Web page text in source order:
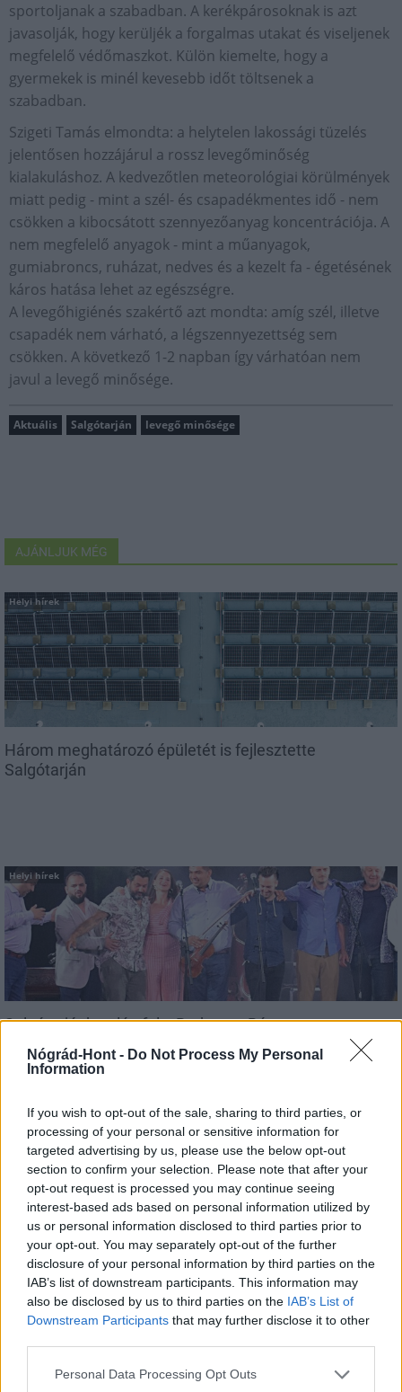
Nógrád-Hont - Do Not Process My Personal
Information
If you wish to opt-out of the sale, sharing to third parties, or
processing of your personal or sensitive information for
targeted advertising by us, please use the below opt-out
section to confirm your selection. Please note that after your
opt-out request is processed you may continue seeing
interest-based ads based on personal information utilized by
us or personal information disclosed to third parties prior to
your opt-out. You may separately opt-out of the further
disclosure of your personal information by third parties on the
IAB’s list of downstream participants. This information may
also be disclosed by us to third parties on the IAB’s List of
Downstream Participants that may further disclose it to other
Please note that this website/app uses one or more Google
Personal Data Processing Opt Outs
sportoljanak a szabadban. A kerékpárosoknak is azt
javasolják, hogy kerüljék a forgalmas utakat és viseljenek
megfelelő védőmaszkot. Külön kiemelte, hogy a
gyermekek is minél kevesebb időt töltsenek a
szabadban.
Szigeti Tamás elmondta: a helytelen lakossági tüzelés
jelentősen hozzájárul a rossz levegőminőség
kialakuláshoz. A kedvezőtlen meteorológiai körülmények
miatt pedig - mint a szél- és csapadékmentes idő - nem
csökken a kibocsátott szennyezőanyag koncentrációja. A
nem megfelelő anyagok - mint a műanyagok,
gumiabroncs, ruházat, nedves és a kezelt fa - égetésének
káros hatása lehet az egészségre.
A levegőhigiénés szakértő azt mondta: amíg szél, illetve
csapadék nem várható, a légszennyezettség sem
csökken. A következő 1-2 napban így várhatóan nem
javul a levegő minősége.
Aktuális Salgótarján levegő minősége
AJÁNLJUK MÉG
Helyi hírek
Három meghatározó épületét is fejlesztette
Salgótarján
Helyi hírek
Salgótarjánban lép fel a Budapest Bár
Helyi hírek
Nagyot lép előre Nógrád buszos elérhetősége